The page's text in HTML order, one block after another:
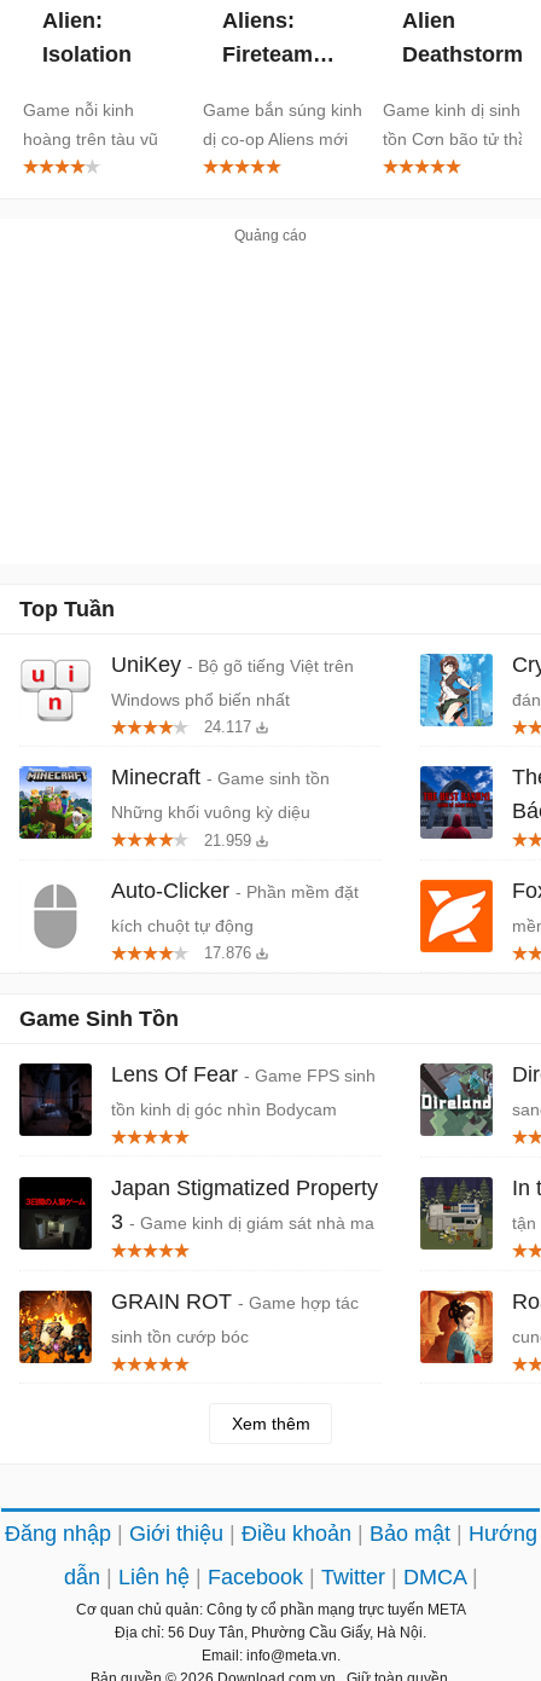
Alien:
Isolation
Game nỗi kinh
hoàng trên tàu vũ
trụ
Aliens:
Fireteam
Game bắn súng kinh
dị co-op Aliens mới
Alien
Deathstorm
Game kinh dị sinh
tồn Cơn bão tử thần
Top Tuần
UniKey - Bộ gõ tiếng Việt trên
Windows phổ biến nhất
24.117
Minecraft - Game sinh tồn
Những khối vuông kỳ diệu
21.959
Auto-Clicker - Phần mềm đặt
kích chuột tự động
17.876
Game Sinh Tồn
Lens Of Fear - Game FPS sinh
tồn kinh dị góc nhìn Bodycam
Japan Stigmatized Property
3 - Game kinh dị giám sát nhà ma
Nhật Bản JSP3
GRAIN ROT - Game hợp tác
sinh tồn cướp bóc
In
tận
Thế
Xem thêm
Đăng nhập Giới thiệu Điều khoản Bảo mật
Hướng
dẫn
Liên hệ Facebook Twitter DMCA
Cơ quan chủ quản: Công ty cổ phần mạng trực tuyến META
Địa chỉ: 56 Duy Tân, Phường Cầu Giấy, Hà Nội.
Email: info@meta.vn.